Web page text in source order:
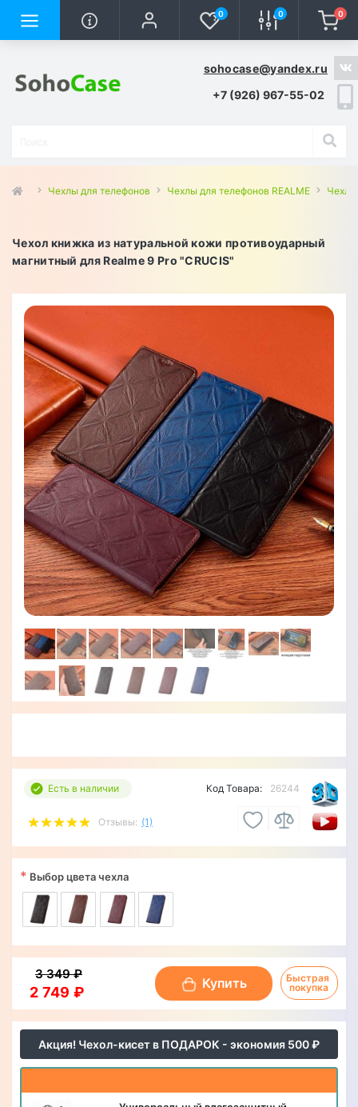
0 0 0
sohocase@yandex.ru
+7 (926) 967-55-02
Чехлы для телефонов Чехлы для телефонов REALME Чехлы
Чехол книжка из натуральной кожи противоударный
магнитный для Realme 9 Pro "CRUCIS"
Есть в наличии
Отзывы: (1)
Код Товара: 26244
Акция! Чехол-кисет в ПОДАРОК - экономия 500 ₽
* Выбор цвета чехла
2 749 ₽
3 349 ₽
Купить
Быстрая
покупка